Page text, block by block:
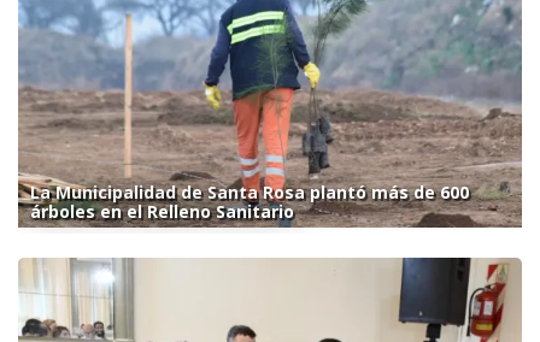
La Municipalidad de Santa Rosa plantó más de 600
árboles en el Relleno Sanitario